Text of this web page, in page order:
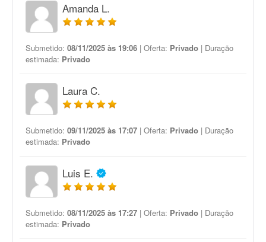
Amanda L.
Submetido: 08/11/2025 às 19:06 | Oferta: Privado | Duração
estimada: Privado
Laura C.
Submetido: 09/11/2025 às 17:07 | Oferta: Privado | Duração
estimada: Privado
Luis E.
Submetido: 08/11/2025 às 17:27 | Oferta: Privado | Duração
estimada: Privado